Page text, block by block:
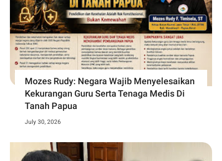
Mozes Rudy: Negara Wajib Menyelesaikan
Kekurangan Guru Serta Tenaga Medis Di
Tanah Papua
July 30, 2026